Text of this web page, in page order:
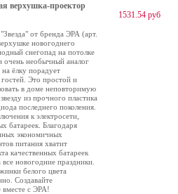
верхушка-проектор
от бренда ЭРА (арт.
новогоднего
снегопад на потолке
очень необычный аналог
ёлку порадует
Это простой и
в доме неповторимую
из прочного пластика
последнего поколения.
к электросети,
батареек. Благодаря
экономичных
питания хватит
качественных батареек
новогодние праздники.
белого цвета
Создавайте
вместе с ЭРА!
1531.54 руб